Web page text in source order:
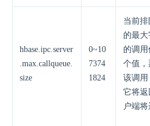
hbase.ipc.server
.max.callqueue.
size
0~10
7374
1824
当前
的最
的调
个值
该调用
它将返
户端将